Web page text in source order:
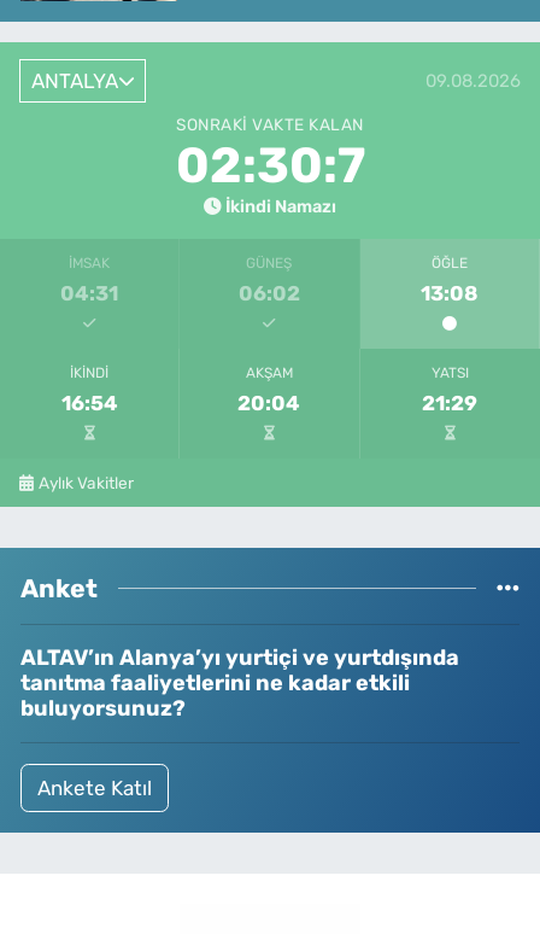
ANTALYA 09.08.2026
SONRAKI VAKTE KALAN
02:30:7
İkindi Namazı
İMSAK
04:31
GÜNEŞ
06:02
ÖĞLE
13:08
İKINDI
16:54
AKŞAM
20:04
YATSI
21:29
Aylık Vakitler
Anket
ALTAV’ın Alanya’yı yurtiçi ve yurtdışında
tanıtma faaliyetlerini ne kadar etkili
buluyorsunuz?
Ankete Katıl